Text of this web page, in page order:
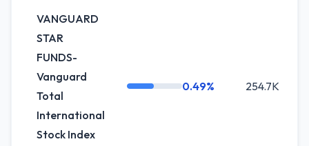
VANGUARD
STAR
FUNDS-
Vanguard
Total
International
Stock Index
0.49% 254.7K